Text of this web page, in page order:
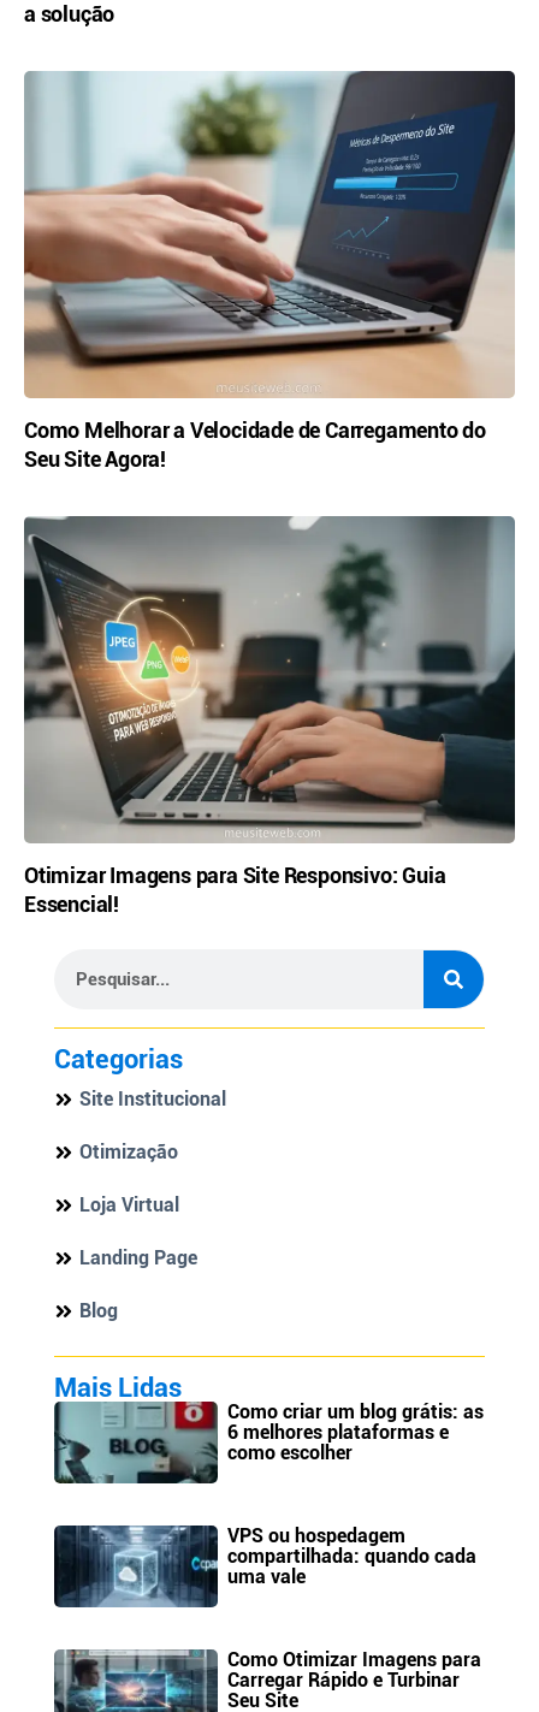
a solução
Como Melhorar a Velocidade de Carregamento do
Seu Site Agora!
Otimizar Imagens para Site Responsivo: Guia
Essencial!
Categorias
Site Institucional
Otimização
Loja Virtual
Landing Page
Blog
Mais Lidas
Como criar um blog grátis: as
6 melhores plataformas e
como escolher
VPS ou hospedagem
compartilhada: quando cada
uma vale
Como Otimizar Imagens para
Carregar Rápido e Turbinar
Seu Site